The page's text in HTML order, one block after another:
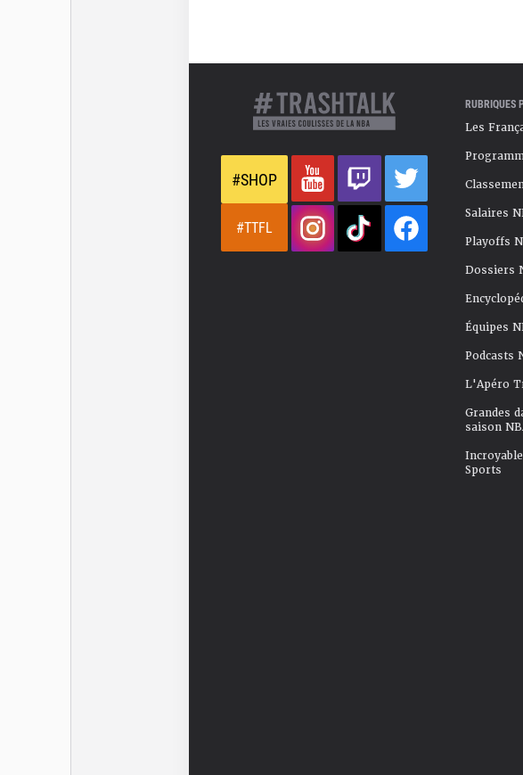
#SHOP
#TTFL
RUBRIQUES
Les
Salaires
Playoffs
Dossiers
Équipes
Podcasts
L'Apéro
Grandes
saison
Sports